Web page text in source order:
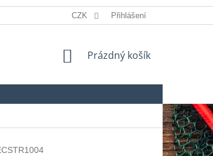
REKLAMACE SLOVNÍK POJMŮ
CZK Přihlášení
NÁKUPNÍ
Prázdný košík